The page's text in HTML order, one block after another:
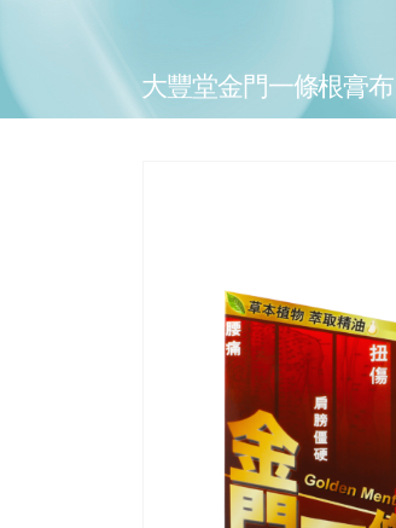
大豐堂金門一條根膏